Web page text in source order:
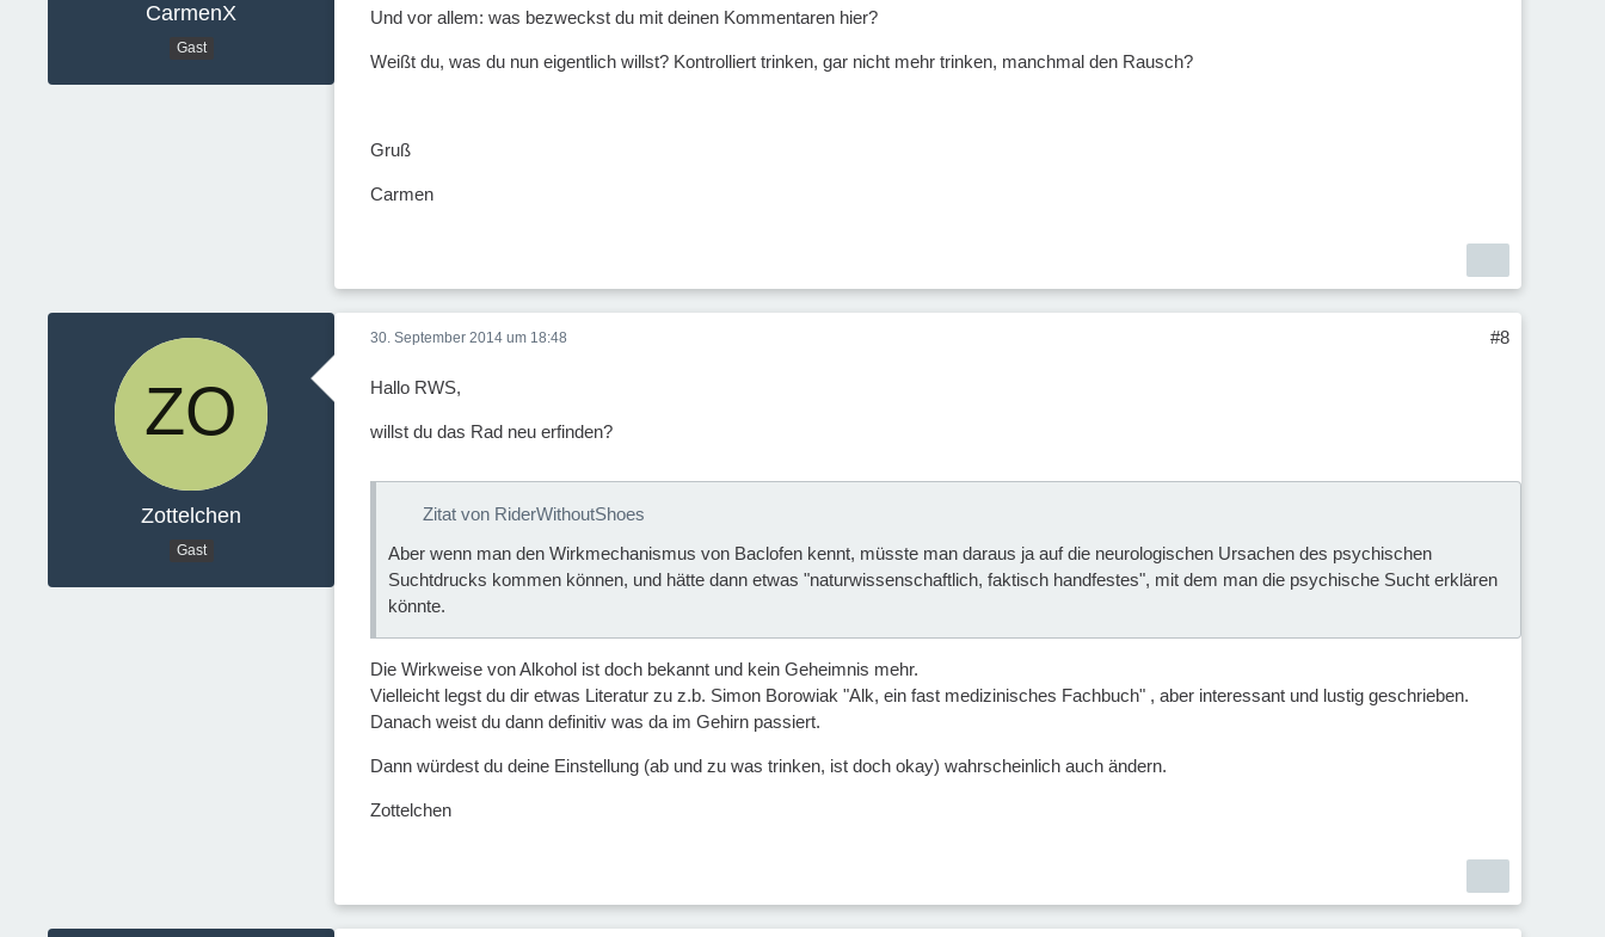
CarmenX
Gast
Und vor allem: was bezweckst du mit deinen Kommentaren hier?
Weißt du, was du nun eigentlich willst? Kontrolliert trinken, gar nicht mehr trinken, manchmal den Rausch?
Gruß
Carmen
Zottelchen
Gast
30. September 2014 um 18:48 #8
Hallo RWS,
willst du das Rad neu erfinden?
Zitat von RiderWithoutShoes
Aber wenn man den Wirkmechanismus von Baclofen kennt, müsste man daraus ja auf die neurologischen Ursachen des psychischen
Suchtdrucks kommen können, und hätte dann etwas "naturwissenschaftlich, faktisch handfestes", mit dem man die psychische Sucht erklären
könnte.
Die Wirkweise von Alkohol ist doch bekannt und kein Geheimnis mehr.
Vielleicht legst du dir etwas Literatur zu z.b. Simon Borowiak "Alk, ein fast medizinisches Fachbuch" , aber interessant und lustig geschrieben.
Danach weist du dann definitiv was da im Gehirn passiert.
Dann würdest du deine Einstellung (ab und zu was trinken, ist doch okay) wahrscheinlich auch ändern.
Zottelchen